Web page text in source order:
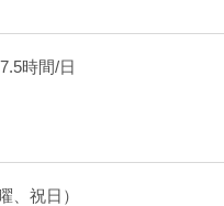
時間/日
、祝日）